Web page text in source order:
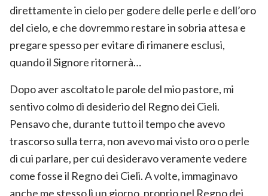
direttamente in cielo per godere delle perle e dell’oro
del cielo, e che dovremmo restare in sobria attesa e
pregare spesso per evitare di rimanere esclusi,
quando il Signore ritornerà…
Dopo aver ascoltato le parole del mio pastore, mi
sentivo colmo di desiderio del Regno dei Cieli.
Pensavo che, durante tutto il tempo che avevo
trascorso sulla terra, non avevo mai visto oro o perle
di cui parlare, per cui desideravo veramente vedere
come fosse il Regno dei Cieli. A volte, immaginavo
anche me stesso lì un giorno, proprio nel Regno dei